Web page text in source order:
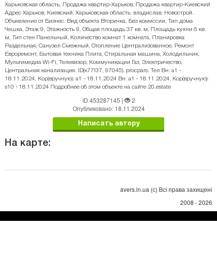
Харьковская область, Продажа квартир-Харьков, Продажа квартир-Киевский
Адрес Харьков, Киевский, Харьковская область. владислав. Новострой.
Объявление от Бизнес. Вид объекта Вторичка, Без комиссии, Тип дома
Чешка, Этаж 9, Этажность 9, Общая площадь 37 кв. м, Площадь кухни 6 кв.
м, Тип стен Панельный, Количество комнат 1 комната, Планировка
Раздельная, Санузел Смежный, Отопление Централизованное, Ремонт
Евроремонт, Бытовая техника Плита, Стиральная машина, Холодильник,
Мультимедиа Wi-Fi, Телевизор, Коммуникации Газ, Электричество,
Центральная канализация. ID(к77!37, 97045). procpars. Тел Вн: a1 -
18.11.2024, Кор(вручную): a1 - 18.11.2024 Вн: a1 - 18.11.2024, Кор(вручную):
s10 - 18.11.2024 Подробнее об этом объекте на сайте 20.estate
ID 453287145 |
2
Опубликовано: 18.11.2024
Написать автору
На карте:
avers.in.ua (с) Всі права захищені
2008 - 2026